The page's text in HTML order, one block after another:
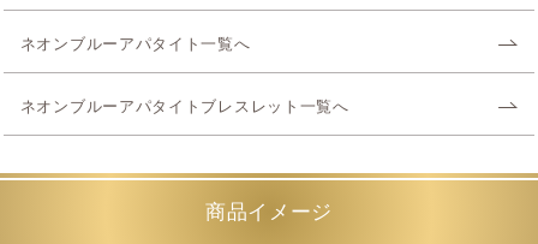
ネオンブルーアパタイト一覧へ
ネオンブルーアパタイトブレスレット一覧へ
商品イメージ